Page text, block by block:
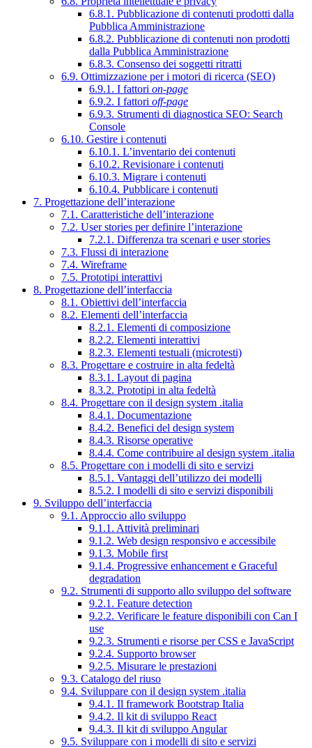
6.8.1. Pubblicazione di contenuti prodotti dalla
Pubblica Amministrazione
6.8.2. Pubblicazione di contenuti non prodotti
dalla Pubblica Amministrazione
6.8.3. Consenso dei soggetti ritratti
6.9. Ottimizzazione per i motori di ricerca (SEO)
6.9.1. I fattori on-page
6.9.2. I fattori off-page
6.9.3. Strumenti di diagnostica SEO: Search
Console
6.10. Gestire i contenuti
6.10.1. L’inventario dei contenuti
6.10.2. Revisionare i contenuti
6.10.3. Migrare i contenuti
6.10.4. Pubblicare i contenuti
7. Progettazione dell’interazione
7.1. Caratteristiche dell’interazione
7.2. User stories per definire l’interazione
7.2.1. Differenza tra scenari e user stories
7.3. Flussi di interazione
7.4. Wireframe
7.5. Prototipi interattivi
8. Progettazione dell’interfaccia
8.1. Obiettivi dell’interfaccia
8.2. Elementi dell’interfaccia
8.2.1. Elementi di composizione
8.2.2. Elementi interattivi
8.2.3. Elementi testuali (microtesti)
8.3. Progettare e costruire in alta fedeltà
8.3.1. Layout di pagina
8.3.2. Prototipi in alta fedeltà
8.4. Progettare con il design system .italia
8.4.1. Documentazione
8.4.2. Benefici del design system
8.4.3. Risorse operative
8.4.4. Come contribuire al design system .italia
8.5. Progettare con i modelli di sito e servizi
8.5.1. Vantaggi dell’utilizzo dei modelli
8.5.2. I modelli di sito e servizi disponibili
9. Sviluppo dell’interfaccia
9.1. Approccio allo sviluppo
9.1.1. Attività preliminari
9.1.2. Web design responsivo e accessibile
9.1.3. Mobile first
9.1.4. Progressive enhancement e Graceful
degradation
9.2. Strumenti di supporto allo sviluppo del software
9.2.1. Feature detection
9.2.2. Verificare le feature disponibili con Can I
use
9.2.3. Strumenti e risorse per CSS e JavaScript
9.2.4. Supporto browser
9.2.5. Misurare le prestazioni
9.3. Catalogo del riuso
9.4. Sviluppare con il design system .italia
9.4.1. Il framework Bootstrap Italia
9.4.2. Il kit di sviluppo React
9.4.3. Il kit di sviluppo Angular
9.5. Sviluppare con i modelli di sito e servizi